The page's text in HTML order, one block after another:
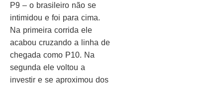
P9 – o brasileiro não se
intimidou e foi para cima.
Na primeira corrida ele
acabou cruzando a linha de
chegada como P10. Na
segunda ele voltou a
investir e se aproximou dos